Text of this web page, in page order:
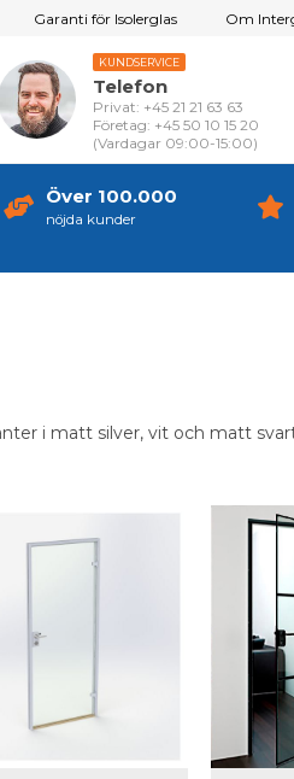
Garanti för Isolerglas Om
KUNDSERVICE
Telefon
Privat: +45 21 21 63 63
Företag: +45 50 10 15 20
(Vardagar 09:00-15:00)
Över 100.000
nöjda kunder
i matt silver, vit och matt